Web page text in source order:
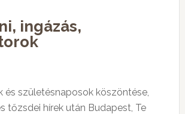
ingázás,
és születésnaposok köszöntése,
tőzsdei hírek után Budapest, Te